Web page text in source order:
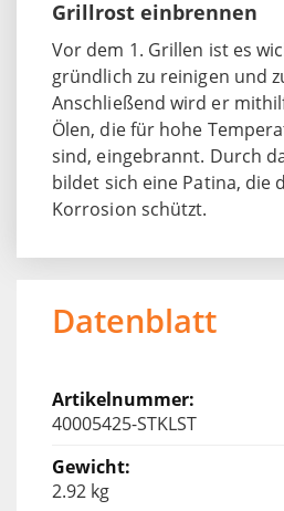
Grillrost einbrennen
Vor dem 1. Grillen ist es
gründlich zu reinigen und
Anschließend wird er
Ölen, die für hohe
sind, eingebrannt. Durch
bildet sich eine Patina, die
Korrosion schützt.
Datenblatt
40005425-STKLST
2.92 kg